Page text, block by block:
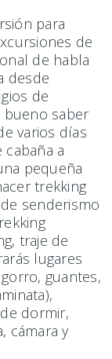
para
de
de habla
desde
de
bueno saber
varios días
a
pequeña
trekking
senderismo
traje de
lugares
guantes,
dormir,
cámara y